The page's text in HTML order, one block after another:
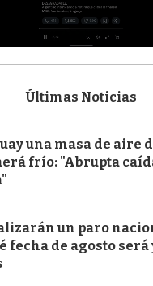
Últimas Noticias
una masa de aire
frío: "Abrupta
un paro
fecha de agosto será